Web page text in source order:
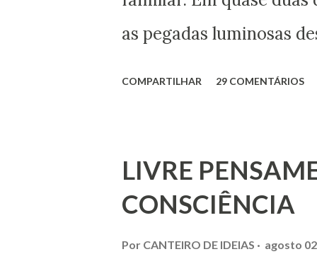
as pegadas luminosas
recentemente, com a
de Menezes, parente do
Rio de Janeiro, do
COMPARTILHAR 29 COMENTÁRIOS
LIVRE
CONSCIÊNCIA
Por CANTEIRO DE IDEIAS agosto